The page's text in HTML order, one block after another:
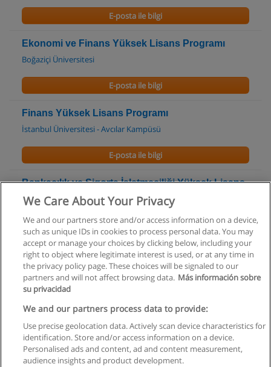
E-posta ile bilgi
Ekonomi ve Finans Yüksek Lisans Programı
Boğaziçi Üniversitesi
E-posta ile bilgi
Finans Yüksek Lisans Programı
İstanbul Üniversitesi - Avcılar Kampüsü
E-posta ile bilgi
Bankacılık ve Sigorta İşletmeciliği Yüksek Lisans
Programı
E-posta ile bilgi
Kullanım koşulları
Gizlilik politikası
İletişim Educaedu
We Care About Your Privacy
We and our partners store and/or access information on a device,
such as unique IDs in cookies to process personal data. You may
accept or manage your choices by clicking below, including your
right to object where legitimate interest is used, or at any time in
the privacy policy page. These choices will be signaled to our
partners and will not affect browsing data. Más información sobre
su privacidad
We and our partners process data to provide:
Use precise geolocation data. Actively scan device characteristics for
identification. Store and/or access information on a device.
Personalised ads and content, ad and content measurement,
audience insights and product development.